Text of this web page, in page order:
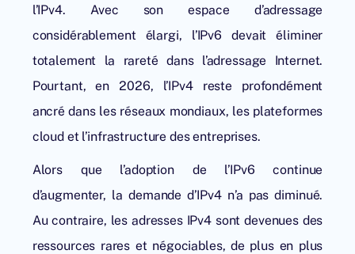
l’IPv4. Avec son espace d’adressage
considérablement élargi, l’IPv6 devait éliminer
totalement la rareté dans l’adressage Internet.
Pourtant, en 2026, l’IPv4 reste profondément
ancré dans les réseaux mondiaux, les plateformes
cloud et l’infrastructure des entreprises.
Alors que l’adoption de l’IPv6 continue
d’augmenter, la demande d’IPv4 n’a pas diminué.
Au contraire, les adresses IPv4 sont devenues des
ressources rares et négociables, de plus en plus